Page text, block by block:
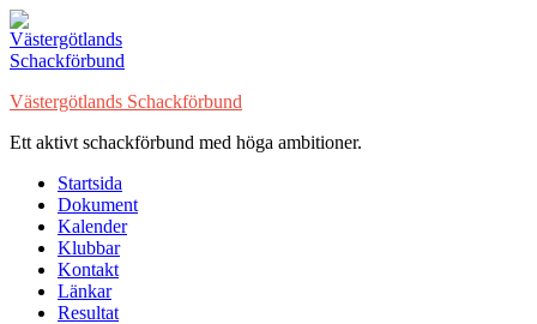
Hoppa
till
innehåll
Västergötlands Schackförbund
Ett aktivt schackförbund med höga ambitioner.
Startsida
Dokument
Kalender
Klubbar
Kontakt
Länkar
Resultat